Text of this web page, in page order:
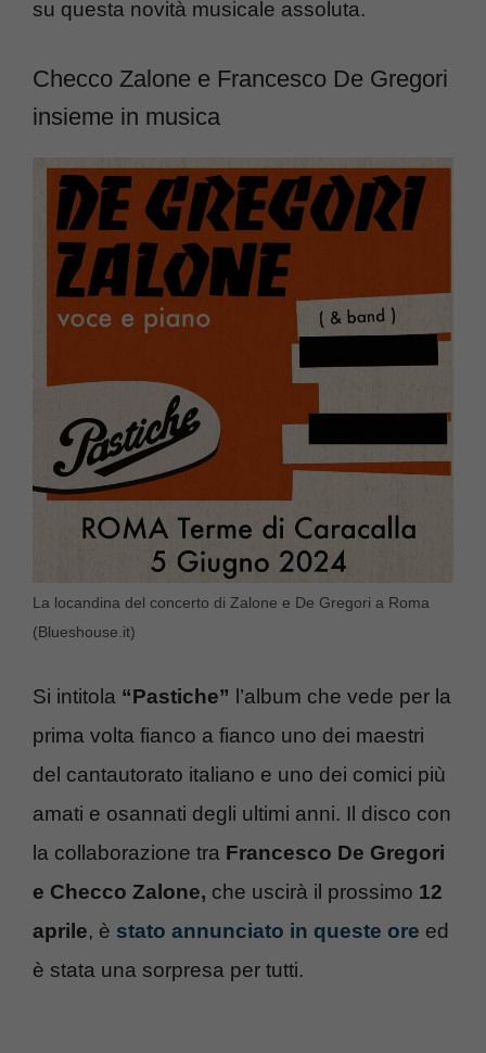
su questa novità musicale assoluta.
Checco Zalone e Francesco De Gregori
insieme in musica
La locandina del concerto di Zalone e De Gregori a Roma
(Blueshouse.it)
Si intitola “Pastiche” l’album che vede per la
prima volta fianco a fianco uno dei maestri
del cantautorato italiano e uno dei comici più
amati e osannati degli ultimi anni. Il disco con
la collaborazione tra Francesco De Gregori
e Checco Zalone, che uscirà il prossimo 12
aprile, è stato annunciato in queste ore ed
è stata una sorpresa per tutti.